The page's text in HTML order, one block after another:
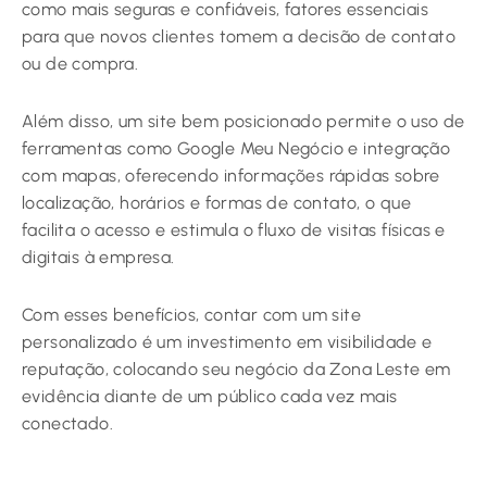
como mais seguras e confiáveis, fatores essenciais
para que novos clientes tomem a decisão de contato
ou de compra.
Além disso, um site bem posicionado permite o uso de
ferramentas como Google Meu Negócio e integração
com mapas, oferecendo informações rápidas sobre
localização, horários e formas de contato, o que
facilita o acesso e estimula o fluxo de visitas físicas e
digitais à empresa.
Com esses benefícios, contar com um site
personalizado é um investimento em visibilidade e
reputação, colocando seu negócio da Zona Leste em
evidência diante de um público cada vez mais
conectado.